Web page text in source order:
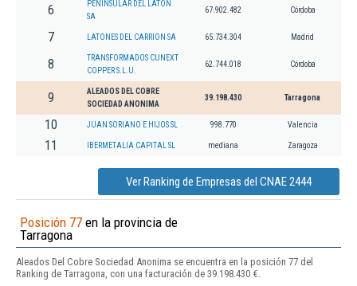
6
PENINSULAR DEL LATON
SA
67.902.482 Córdoba
7 LATONES DEL CARRION SA 65.734.304 Madrid
8
TRANSFORMADOS CUNEXT
COPPER S.L.U.
62.744.018 Córdoba
9
ALEADOS DEL COBRE
SOCIEDAD ANONIMA
39.198.430 Tarragona
10 JUAN SORIANO E HIJOS SL 998.770 Valencia
11 IBERMETALIA CAPITAL SL mediana Zaragoza
Ver Ranking de Empresas del CNAE 2444
Posición 77 en la provincia de
Tarragona
Aleados Del Cobre Sociedad Anonima se encuentra en la posición 77 del
Ranking de Tarragona, con una facturación de 39.198.430 €.